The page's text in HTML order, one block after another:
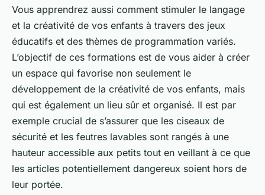
Vous apprendrez aussi comment stimuler le langage
et la créativité de vos enfants à travers des jeux
éducatifs et des thèmes de programmation variés.
L’objectif de ces formations est de vous aider à créer
un espace qui favorise non seulement le
développement de la créativité de vos enfants, mais
qui est également un lieu sûr et organisé. Il est par
exemple crucial de s’assurer que les ciseaux de
sécurité et les feutres lavables sont rangés à une
hauteur accessible aux petits tout en veillant à ce que
les articles potentiellement dangereux soient hors de
leur portée.